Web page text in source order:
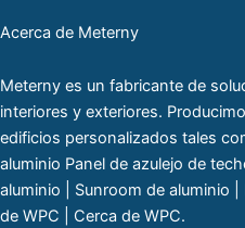
Acerca de Meterny
Meterny es un fabricante de
interiores y exteriores.
edificios personalizados tales
aluminio Panel de azulejo de
aluminio | Sunroom de aluminio |
de WPC | Cerca de WPC.